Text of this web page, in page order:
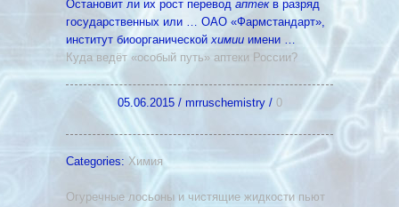
Остановит ли их рост перевод аптекв разряд
государственных или … ОАО «Фармстандарт»,
институт биоорганическойхимии имени …
Куда ведёт «особый путь» аптеки России?
05.06.2015/ mrruschemistry/ 0
Categories: Химия
Огуречные лосьоны и чистящие жидкости пьют